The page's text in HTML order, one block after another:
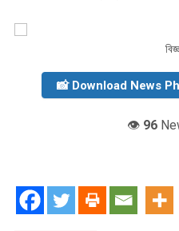
📸 Download News
👁️ 96